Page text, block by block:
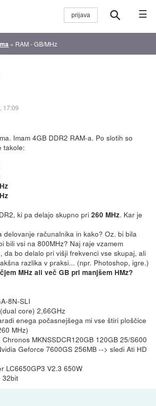
☰
» RAM - GB/MHz
17:09
Imam 4GB DDR2 RAM-a. Po slotih so
takole:
ki pa delajo skupno pri260 MHz. Kar je
delovanje računalnika in kako? Oz. bi bila
bili vsi na 800MHz? Naj raje vzamem
da bo delalo pri višji frekvenci vse skupaj, ali
razlika v praksi... (npr. Photoshop, igre.)
MHz ali več GB pri manjšem HMz?
8N-SLI
core) 2,66GHz
enega počasnejšega mi vse štiri ploščice
MHz)
MKNSSDCR120GB 120GB 25/S600
Geforce 7600GS 256MB --> sledi Ati HD
LC6650GP3 V2.3 650W
32bit